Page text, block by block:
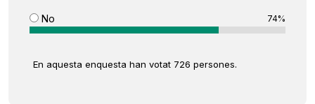
No 74%
En aquesta enquesta han votat 726 persones.